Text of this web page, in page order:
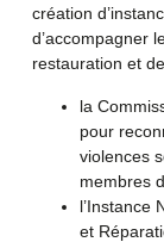
création
d’accompagner
restauration et
la
pour
violences
membres
l’Instance
et